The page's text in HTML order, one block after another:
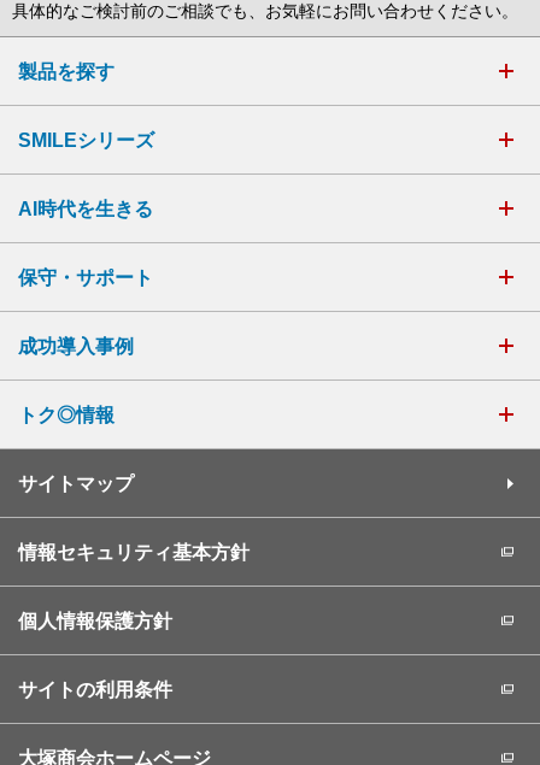
具体的なご検討前のご相談でも、お気軽にお問い合わせください。
製品を探す
SMILEシリーズ
AI時代を生きる
保守・サポート
成功導入事例
トク◎情報
サイトマップ
情報セキュリティ基本方針
個人情報保護方針
サイトの利用条件
大塚商会ホームページ